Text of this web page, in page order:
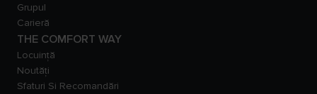
Grupul
Carieră
THE COMFORT WAY
Locuință
Noutăți
Sfaturi Si Recomandări